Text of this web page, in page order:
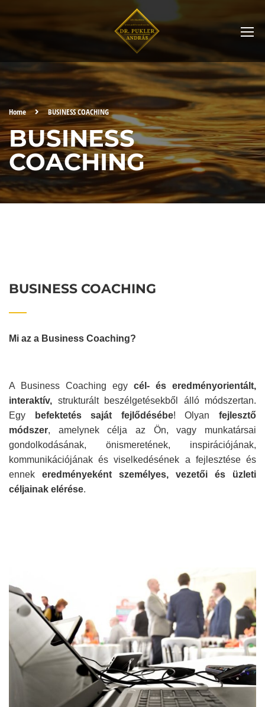
Home BUSINESS COACHING
BUSINESS
COACHING
BUSINESS COACHING
Mi az a Business Coaching?
A Business Coaching egy cél- és eredményorientált,
interaktív, strukturált beszélgetésekből álló módszertan.
Egy
befektetés saját fejlődésébe! Olyan fejlesztő
módszer, amelynek célja az Ön, vagy munkatársai
gondolkodásának, önismeretének, inspirációjának,
kommunikációjának és viselkedésének a fejlesztése és
ennek eredményeként személyes, vezetői és üzleti
céljainak elérése.